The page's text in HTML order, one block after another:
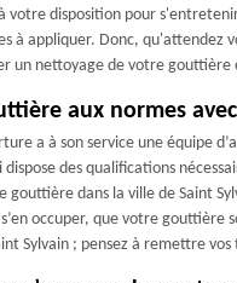
disposition pour
à appliquer. Donc, qu'attendez
un nettoyage de votre
aux normes
a à son service une équipe
des qualifications
dans la ville de Saint
occuper, que votre gouttière
Sylvain ; pensez à remettre